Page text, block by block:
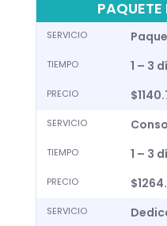
SERVICIO
TIEMPO 1 – 3
PRECIO
SERVICIO
TIEMPO 1 – 3
PRECIO
SERVICIO